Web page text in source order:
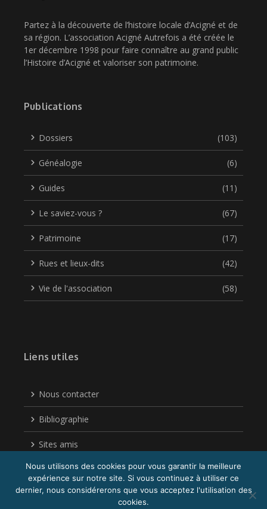
Partez à la découverte de l’histoire locale d’Acigné et de
sa région. L’association Acigné Autrefois a été créée le
1er décembre 1998 pour faire connaître au grand public
l’Histoire d’Acigné et valoriser son patrimoine.
Publications
Dossiers (103)
Généalogie (6)
Guides (11)
Le saviez-vous ? (67)
Patrimoine (17)
Rues et lieux-dits (42)
Vie de l'association (58)
Liens utiles
Nous contacter
Bibliographie
Sites amis
Politique de confidentialité
Nous utilisons des cookies pour vous garantir la meilleure
expérience sur notre site. Si vous continuez à utiliser ce
dernier, nous considérerons que vous acceptez l'utilisation des
cookies.